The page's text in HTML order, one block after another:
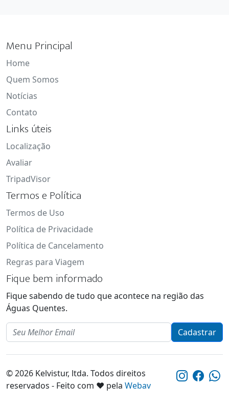
Menu Principal
Home
Quem Somos
Notícias
Contato
Links úteis
Localização
Avaliar
TripadVisor
Termos e Política
Termos de Uso
Política de Privacidade
Política de Cancelamento
Regras para Viagem
Fique bem informado
Fique sabendo de tudo que acontece na região das
Águas Quentes.
Email
Cadastrar
© 2026 Kelvistur, ltda. Todos direitos
reservados - Feito com ❤️ pela Webav